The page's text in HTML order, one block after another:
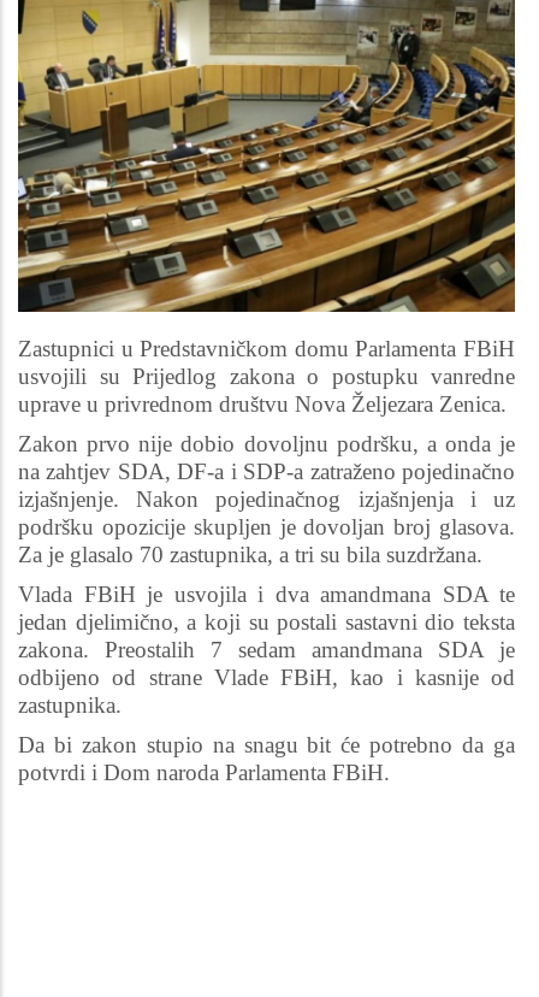
Zastupnici u Predstavničkom domu Parlamenta FBiH
usvojili su Prijedlog zakona o postupku vanredne
uprave u privrednom društvu Nova Željezara Zenica.
Zakon prvo nije dobio dovoljnu podršku, a onda je
na zahtjev SDA, DF-a i SDP-a zatraženo pojedinačno
izjašnjenje. Nakon pojedinačnog izjašnjenja i uz
podršku opozicije skupljen je dovoljan broj glasova.
Za je glasalo 70 zastupnika, a tri su bila suzdržana.
Vlada FBiH je usvojila i dva amandmana SDA te
jedan djelimično, a koji su postali sastavni dio teksta
zakona. Preostalih 7 sedam amandmana SDA je
odbijeno od strane Vlade FBiH, kao i kasnije od
zastupnika.
Da bi zakon stupio na snagu bit će potrebno da ga
potvrdi i Dom naroda Parlamenta FBiH.